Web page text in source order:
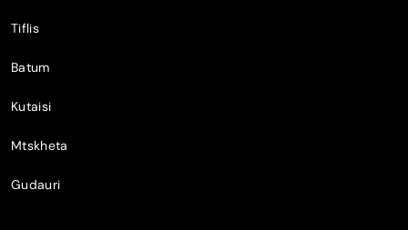
Tiflis
Batum
Kutaisi
Mtskheta
Gudauri